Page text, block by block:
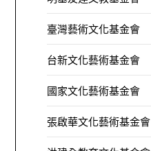
臺灣藝術文化基金會
台新文化藝術基金會
國家文化藝術基金會
張啟華文化藝術基金會